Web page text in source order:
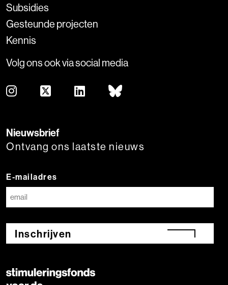
Subsidies
Gesteunde projecten
Kennis
Volg ons ook via social media
Nieuwsbrief
Ontvang ons laatste nieuws
E-mailadres
Inschrijven